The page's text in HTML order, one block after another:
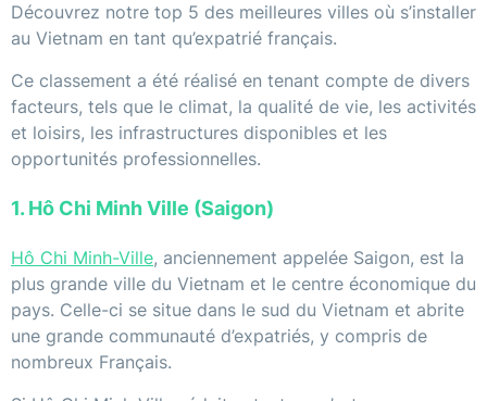
Découvrez notre top 5 des meilleures villes où s’installer
au Vietnam en tant qu’expatrié français.
Ce classement a été réalisé en tenant compte de divers
facteurs, tels que le climat, la qualité de vie, les activités
et loisirs, les infrastructures disponibles et les
opportunités professionnelles.
1. Hô Chi Minh Ville (Saigon)
Hô Chi Minh-Ville, anciennement appelée Saigon, est la
plus grande ville du Vietnam et le centre économique du
pays. Celle-ci se situe dans le sud du Vietnam et abrite
une grande communauté d’expatriés, y compris de
nombreux Français.